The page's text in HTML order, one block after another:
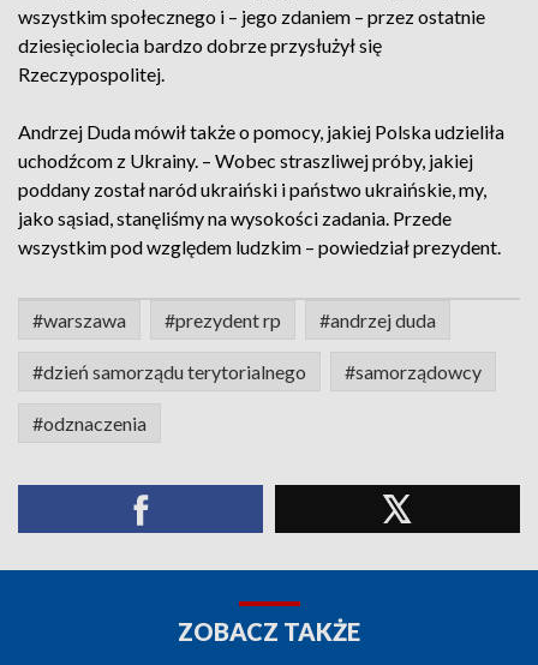
wszystkim społecznego i – jego zdaniem – przez ostatnie
dziesięciolecia bardzo dobrze przysłużył się
Rzeczypospolitej.
Andrzej Duda mówił także o pomocy, jakiej Polska udzieliła
uchodźcom z Ukrainy. – Wobec straszliwej próby, jakiej
poddany został naród ukraiński i państwo ukraińskie, my,
jako sąsiad, stanęliśmy na wysokości zadania. Przede
wszystkim pod względem ludzkim – powiedział prezydent.
#warszawa #prezydent rp #andrzej duda
#dzień samorządu terytorialnego #samorządowcy
#odznaczenia
ZOBACZ TAKŻE